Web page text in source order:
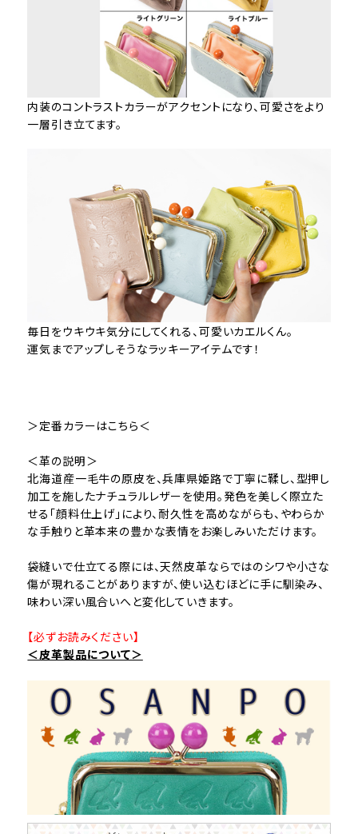
内装のコントラストカラーがアクセントになり、可愛さをより
一層引き立てます。
毎日をウキウキ気分にしてくれる、可愛いカエルくん。
運気までアップしそうなラッキーアイテムです！
＞定番カラーはこちら＜
＜革の説明＞
北海道産一毛牛の原皮を、兵庫県姫路で丁寧に鞣し、型押し
加工を施したナチュラルレザーを使用。発色を美しく際立た
せる「顔料仕上げ」により、耐久性を高めながらも、やわらか
な手触りと革本来の豊かな表情をお楽しみいただけます。
袋縫いで仕立てる際には、天然皮革ならではのシワや小さな
傷が現れることがありますが、使い込むほどに手に馴染み、
味わい深い風合いへと変化していきます。
【必ずお読みください】
＜皮革製品について＞